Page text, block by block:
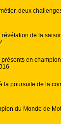
deux
révélation de la
en
la poursuite de la
du Monde de